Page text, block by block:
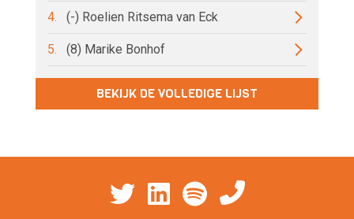
4. (-) Roelien Ritsema van Eck
5. (8) Marike Bonhof
BEKIJK DE VOLLEDIGE LIJST